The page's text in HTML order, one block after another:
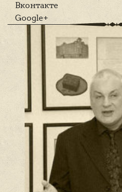
Вконтакте
Google+